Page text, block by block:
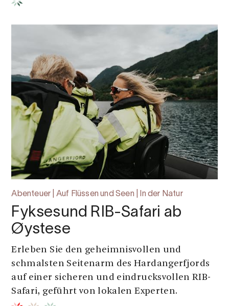
Abenteuer | Auf Flüssen und Seen | In der Natur
Fyksesund RIB-Safari ab
Øystese
Erleben Sie den geheimnisvollen und
schmalsten Seitenarm des Hardangerfjords
auf einer sicheren und eindrucksvollen RIB-
Safari, geführt von lokalen Experten.